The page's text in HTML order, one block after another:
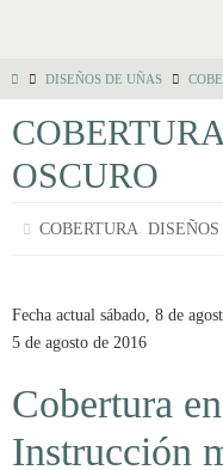
DISEÑOS DE UÑAS
OSCURO
COBERTURA,
Fecha actual sábado, 8 de
5 de agosto de 2016
Cobertura
Instrucción